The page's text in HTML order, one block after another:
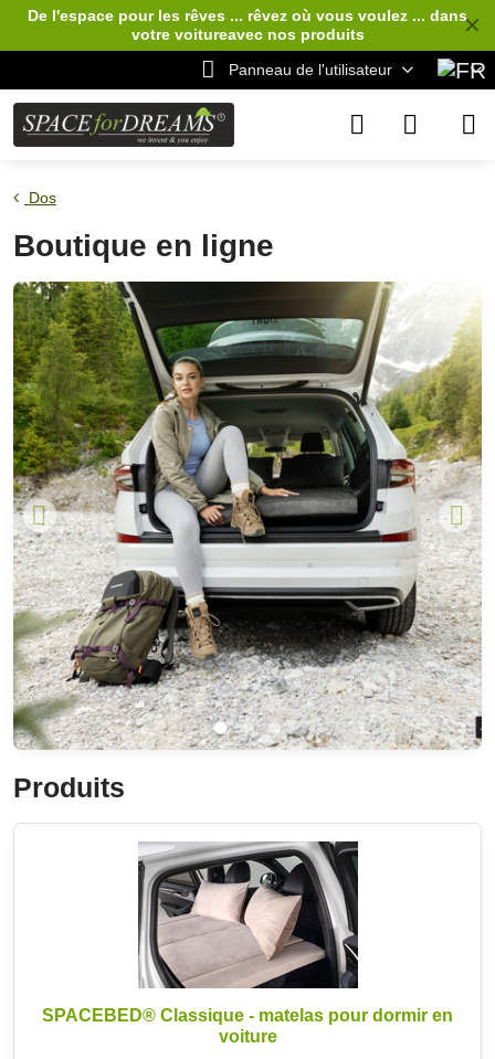
✕
De l'espace pour les rêves ... rêvez où vous voulez ... dans
votre voitureavec nos produits
Panneau de l'utilisateur
Dos
Boutique en ligne
Produits
SPACEBED® Classique - matelas pour dormir en
voiture